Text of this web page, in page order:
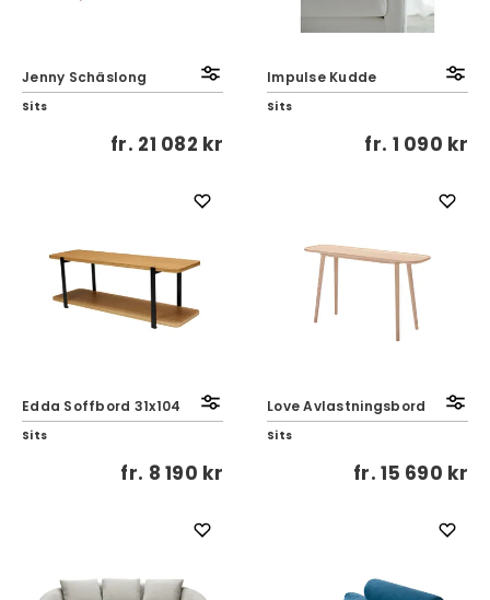
Jenny Schäslong
Sits
fr. 21 082 kr
Impulse Kudde
Sits
fr. 1 090 kr
Edda Soffbord 31x104
Sits
fr. 8 190 kr
Love Avlastningsbord
Sits
fr.15 690 kr